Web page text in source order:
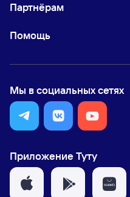
Партнёрам
Помощь
Мы в социальных сетях
Приложение Туту